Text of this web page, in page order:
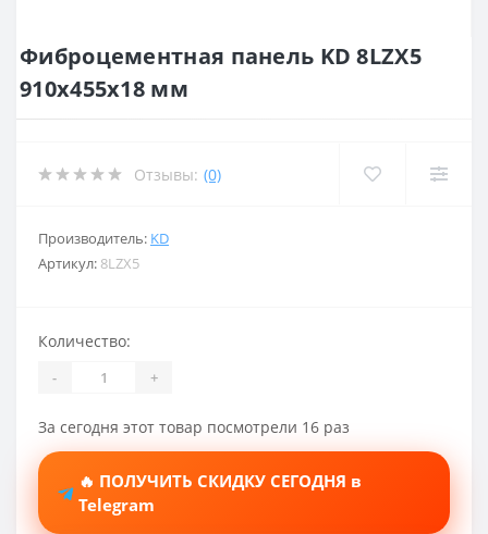
Фиброцементная панель KD 8LZX5
910х455х18 мм
Отзывы: (0)
Производитель: KD
Артикул: 8LZX5
Количество:
- +
За сегодня этот товар посмотрели 16 раз
🔥 ПОЛУЧИТЬ СКИДКУ СЕГОДНЯ в
Telegram